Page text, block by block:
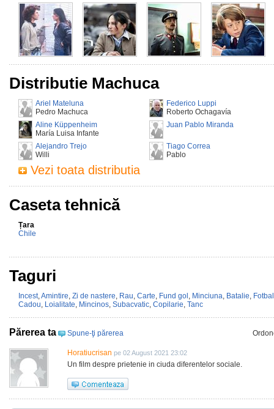
Distributie Machuca
Ariel Mateluna
Pedro Machuca
Federico Luppi
Roberto Ochagavía
Aline Küppenheim
María Luisa Infante
Juan Pablo Miranda
Alejandro Trejo
Willi
Tiago Correa
Pablo
Vezi toata distributia
Caseta tehnică
Țara
Chile
Taguri
Incest,Amintire, Zi de nastere, Rau, Carte, Fund gol , Minciuna, Batalie, Fotbal
Cadou, Loialitate, Mincinos, Subacvatic, Copilarie, Tanc
Părerea ta Spune-ţi părerea
Horatiucrisan pe 02 August 2021 23:02
Un film despre prietenie in ciuda diferentelor sociale.